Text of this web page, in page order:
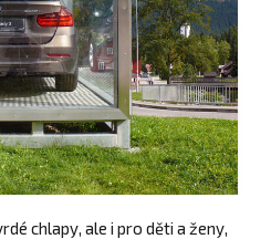
chlapy, ale i pro děti a ženy,